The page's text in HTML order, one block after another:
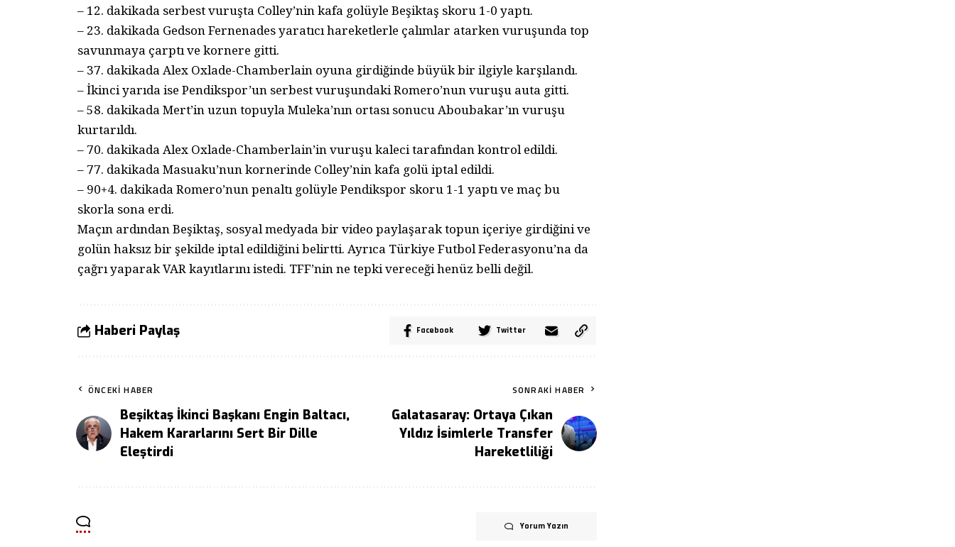
– 12. dakikada serbest vuruşta Colley’nin kafa golüyle Beşiktaş skoru 1-0 yaptı.
– 23. dakikada Gedson Fernenades yaratıcı hareketlerle çalımlar atarken vuruşunda top
savunmaya çarptı ve kornere gitti.
– 37. dakikada Alex Oxlade-Chamberlain oyuna girdiğinde büyük bir ilgiyle karşılandı.
– İkinci yarıda ise Pendikspor’un serbest vuruşundaki Romero’nun vuruşu auta gitti.
– 58. dakikada Mert’in uzun topuyla Muleka’nın ortası sonucu Aboubakar’ın vuruşu
kurtarıldı.
– 70. dakikada Alex Oxlade-Chamberlain’in vuruşu kaleci tarafından kontrol edildi.
– 77. dakikada Masuaku’nun kornerinde Colley’nin kafa golü iptal edildi.
– 90+4. dakikada Romero’nun penaltı golüyle Pendikspor skoru 1-1 yaptı ve maç bu
skorla sona erdi.
Maçın ardından Beşiktaş, sosyal medyada bir video paylaşarak topun içeriye girdiğini ve
golün haksız bir şekilde iptal edildiğini belirtti. Ayrıca Türkiye Futbol Federasyonu’na da
çağrı yaparak VAR kayıtlarını istedi. TFF’nin ne tepki vereceği henüz belli değil.
Haberi Paylaş Facebook Twitter
ÖNCEKI HABER
Beşiktaş İkinci Başkanı Engin Baltacı,
Hakem Kararlarını Sert Bir Dille
Eleştirdi
SONRAKI HABER
Galatasaray: Ortaya Çıkan
Yıldız İsimlerle Transfer
Hareketliliği
Yorum Yazın